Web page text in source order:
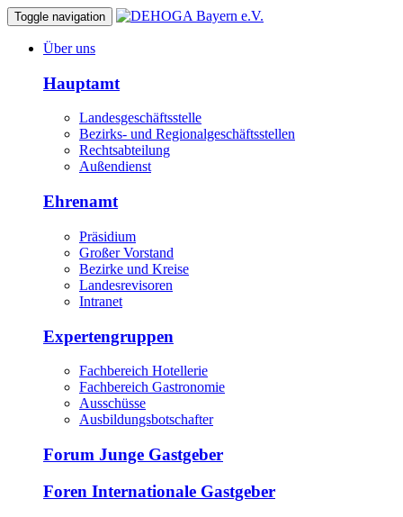
Toggle navigation
Über uns
Hauptamt
Landesgeschäftsstelle
Bezirks- und Regionalgeschäftsstellen
Rechtsabteilung
Außendienst
Ehrenamt
Präsidium
Großer Vorstand
Bezirke und Kreise
Landesrevisoren
Intranet
Expertengruppen
Fachbereich Hotellerie
Fachbereich Gastronomie
Ausschüsse
Ausbildungsbotschafter
Forum Junge Gastgeber
Foren Internationale Gastgeber